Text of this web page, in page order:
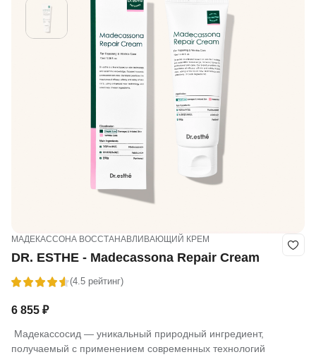
МАДЕКАССОНА ВОССТАНАВЛИВАЮЩИЙ КРЕМ
DR. ESTHE - Madecassona Repair Cream
(4.5 рейтинг)
6 855 ₽
Мадекассосид — уникальный природный ингредиент,
получаемый с применением современных технологий